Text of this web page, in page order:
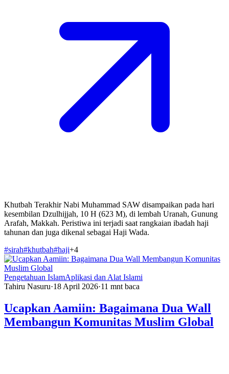
Khutbah Terakhir Nabi Muhammad SAW disampaikan pada hari
kesembilan Dzulhijjah, 10 H (623 M), di lembah Uranah, Gunung
Arafah, Makkah. Peristiwa ini terjadi saat rangkaian ibadah haji
tahunan dan juga dikenal sebagai Haji Wada.
#sirah#khutbah#haji+4
Pengetahuan IslamAplikasi dan Alat Islami
Tahiru Nasuru·18 April 2026·11 mnt baca
Ucapkan Aamiin: Bagaimana Dua Wall
Membangun Komunitas Muslim Global